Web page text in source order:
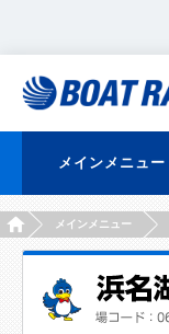
メインメニュー
HOMEメインメニュー